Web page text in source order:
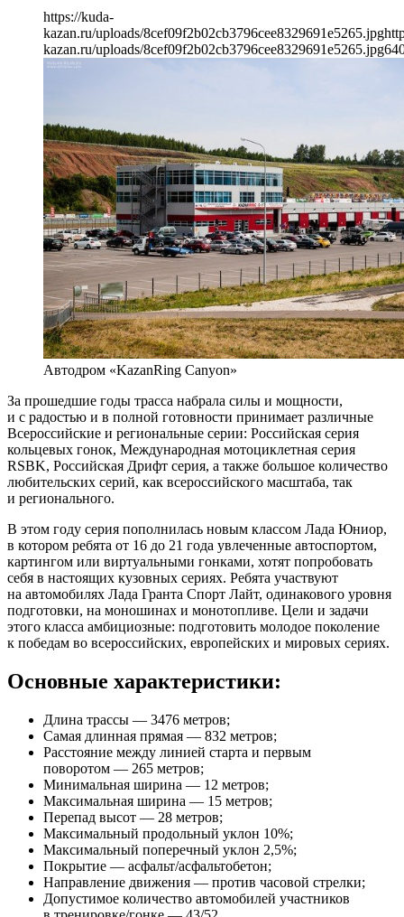
https://kuda-
kazan.ru/uploads/8cef09f2b02cb3796cee8329691e5265.jpg
kazan.ru/uploads/8cef09f2b02cb3796cee8329691e5265.jpg
Автодром «KazanRing Canyon»
За прошедшие годы трасса набрала силы и мощности,
и с радостью и в полной готовности принимает различные
Всероссийские и региональные серии: Российская серия
кольцевых гонок, Международная мотоциклетная серия
RSBK, Российская Дрифт серия, а также большое количество
любительских серий, как всероссийского масштаба, так
и регионального.
В этом году серия пополнилась новым классом Лада Юниор,
в котором ребята от 16 до 21 года увлеченные автоспортом,
картингом или виртуальными гонками, хотят попробовать
себя в настоящих кузовных сериях. Ребята участвуют
на автомобилях Лада Гранта Спорт Лайт, одинакового уровня
подготовки, на моношинах и монотопливе. Цели и задачи
этого класса амбициозные: подготовить молодое поколение
к победам во всероссийских, европейских и мировых сериях.
Основные характеристики:
Длина трассы — 3476 метров;
Самая длинная прямая — 832 метров;
Расстояние между линией старта и первым
поворотом — 265 метров;
Минимальная ширина — 12 метров;
Максимальная ширина — 15 метров;
Перепад высот — 28 метров;
Максимальный продольный уклон 10%;
Максимальный поперечный уклон 2,5%;
Покрытие — асфальт/асфальтобетон;
Направление движения — против часовой стрелки;
Допустимое количество автомобилей участников